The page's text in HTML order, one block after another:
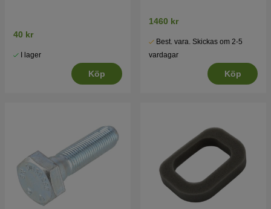
40 kr
I lager
Köp
1460 kr
Best. vara. Skickas om 2-5
vardagar
Köp